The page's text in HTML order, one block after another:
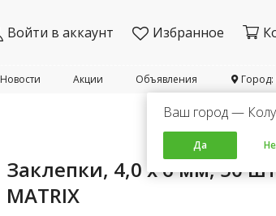
Войти в аккаунт Избранное
Ваш город —
Да
Объявления
Акции
Новости
Заклепки, 4,0 х 6 мм, 50
MATRIX